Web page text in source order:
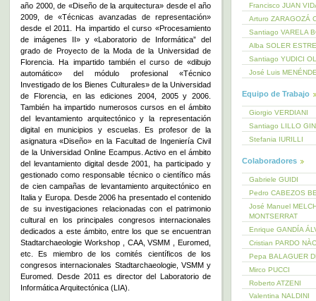
año 2000, de «Diseño de la arquitectura» desde el año
2009, de «Técnicas avanzadas de representación»
desde el 2011. Ha impartido el curso «Procesamiento
de imágenes II» y «Laboratorio de Informática” del
grado de Proyecto de la Moda de la Universidad de
Florencia. Ha impartido también el curso de «dibujo
automático» del módulo profesional «Técnico
Investigado de los Bienes Culturales» de la Universidad
de Florencia, en las ediciones 2004, 2005 y 2006.
También ha impartido numerosos cursos en el ámbito
del levantamiento arquitectónico y la representación
digital en municipios y escuelas. Es profesor de la
asignatura «Diseño» en la Facultad de Ingeniería Civil
de la Universidad Online Ecampus. Activo en el ámbito
del levantamiento digital desde 2001, ha participado y
gestionado como responsable técnico o científico más
de cien campañas de levantamiento arquitectónico en
Italia y Europa. Desde 2006 ha presentado el contenido
de su investigaciones relacionadas con el patrimonio
cultural en los principales congresos internacionales
dedicados a este ámbito, entre los que se encuentran
Stadtarchaeologie Workshop , CAA, VSMM , Euromed,
etc. Es miembro de los comités científicos de los
congresos internacionales Stadtarchaeologie, VSMM y
Euromed. Desde 2011 es director del Laboratorio de
Informática Arquitectónica (LIA).
Francisco JUAN
Arturo ZARAGOZÁ
Santiago VARELA
Alba SOLER
Santiago YUDICI
José Luis
Equipo de Trabajo
Giorgio VERDIANI
Santiago LILLO
Stefania IURILLI
Colaboradores
Gabriele GUIDI
Pedro CABEZOS
José Manuel
MONTSERRAT
Enrique GANDÍA
Cristian PARDO
Pepa BALAGUER
Mirco PUCCI
Roberto ATZENI
Valentina NALDINI